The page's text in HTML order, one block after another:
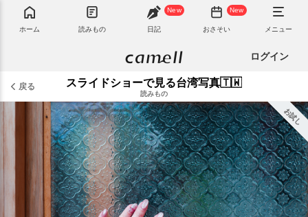
ホーム 読みもの
New
日記
New
おさそい メニュー
ログイン
戻る スライドショーで見る台湾写真🇹🇼
読みもの
お試し